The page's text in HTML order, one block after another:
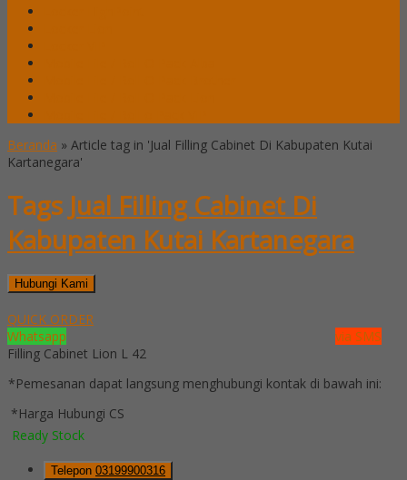
Beranda » Article tag in 'Jual Filling Cabinet Di Kabupaten Kutai
Kartanegara'
Tags Jual Filling Cabinet Di
Kabupaten Kutai Kartanegara
Hubungi Kami
QUICK ORDER
Whatsapp
via SMS
Filling Cabinet Lion L 42
*Pemesanan dapat langsung menghubungi kontak di bawah ini:
*Harga Hubungi CS
Ready Stock
Telepon 03199900316